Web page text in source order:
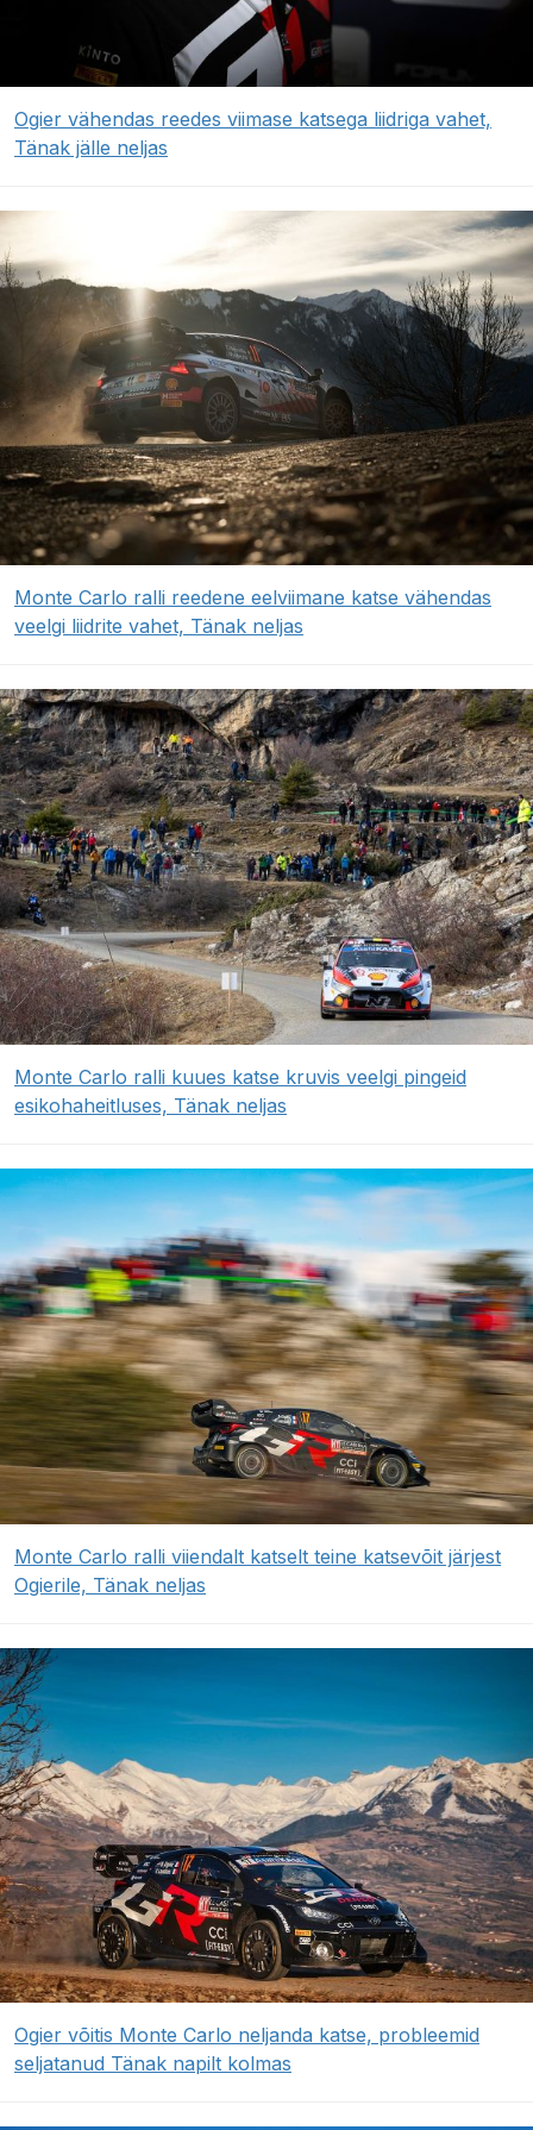
Ogier vähendas reedes viimase katsega liidriga vahet,
Tänak jälle neljas
Monte Carlo ralli reedene eelviimane katse vähendas
veelgi liidrite vahet, Tänak neljas
Monte Carlo ralli kuues katse kruvis veelgi pingeid
esikohaheitluses, Tänak neljas
Monte Carlo ralli viiendalt katselt teine katsevõit järjest
Ogierile, Tänak neljas
Ogier võitis Monte Carlo neljanda katse, probleemid
seljatanud Tänak napilt kolmas